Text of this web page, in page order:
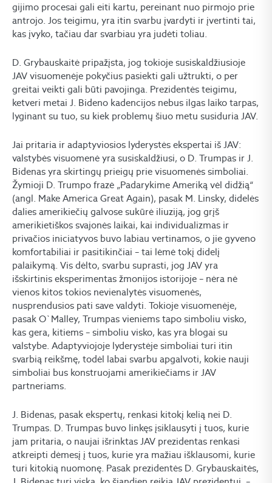
gijimo procesai gali eiti kartu, pereinant nuo pirmojo prie
antrojo. Jos teigimu, yra itin svarbu įvardyti ir įvertinti tai,
kas įvyko, tačiau dar svarbiau yra judėti toliau.
D. Grybauskaitė pripažįsta, jog tokioje susiskaldžiusioje
JAV visuomenėje pokyčius pasiekti gali užtrukti, o per
greitai veikti gali būti pavojinga. Prezidentės teigimu,
ketveri metai J. Bideno kadencijos nebus ilgas laiko tarpas,
lyginant su tuo, su kiek problemų šiuo metu susiduria JAV.
Jai pritaria ir adaptyviosios lyderystės ekspertai iš JAV:
valstybės visuomenė yra susiskaldžiusi, o D. Trumpas ir J.
Bidenas yra skirtingų prieigų prie visuomenės simboliai.
Žymioji D. Trumpo frazė „Padarykime Ameriką vėl didžią“
(angl. Make America Great Again), pasak M. Linsky, didelės
dalies amerikiečių galvose sukūrė iliuziją, jog grįš
amerikietiškos svajonės laikai, kai individualizmas ir
privačios iniciatyvos buvo labiau vertinamos, o jie gyveno
komfortabiliai ir pasitikinčiai – tai lėmė tokį didelį
palaikymą. Vis dėlto, svarbu suprasti, jog JAV yra
išskirtinis eksperimentas žmonijos istorijoje – nėra nė
vienos kitos tokios nevienalytės visuomenės,
nusprendusios pati save valdyti. Tokioje visuomenėje,
pasak O`Malley, Trumpas vieniems tapo simboliu visko,
kas gera, kitiems – simboliu visko, kas yra blogai su
valstybe. Adaptyviojoje lyderystėje simboliai turi itin
svarbią reikšmę, todėl labai svarbu apgalvoti, kokie nauji
simboliai bus konstruojami amerikiečiams ir JAV
partneriams.
J. Bidenas, pasak ekspertų, renkasi kitokį kelią nei D.
Trumpas. D. Trumpas buvo linkęs įsiklausyti į tuos, kurie
jam pritaria, o naujai išrinktas JAV prezidentas renkasi
atkreipti dėmesį į tuos, kurie yra mažiau išklausomi, kurie
turi kitokią nuomonę. Pasak prezidentės D. Grybauskaitės,